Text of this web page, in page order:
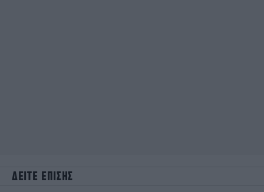
ΔΕΙΤΕ ΕΠΙΣΗΣ